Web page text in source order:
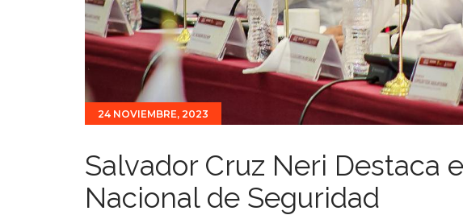
24 NOVIEMBRE, 2023
Salvador Cruz Neri Destaca
Nacional de Seguridad